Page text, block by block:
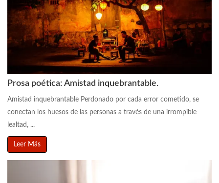
Prosa poética: Amistad inquebrantable.
Amistad inquebrantable Perdonado por cada error cometido, se
conectan los huesos de las personas a través de una irrompible
lealtad, ...
Leer Más